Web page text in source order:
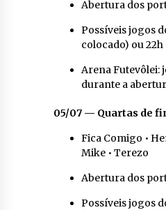
Abertura dos
Possíveis jogos
colocado) ou 22h
Arena Futevôlei:
durante a
05/07 — Quartas de
Fica Comigo •
Mike • Terezo
Abertura dos
Possíveis jogos